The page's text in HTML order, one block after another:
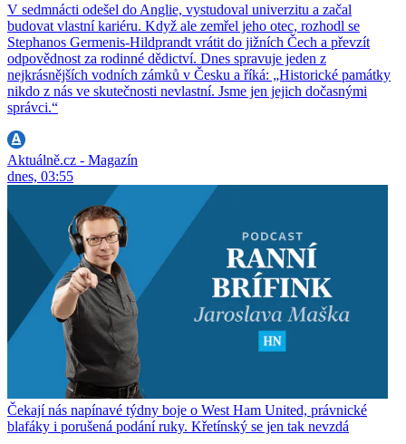
V sedmnácti odešel do Anglie, vystudoval univerzitu a začal
budovat vlastní kariéru. Když ale zemřel jeho otec, rozhodl se
Stephanos Germenis-Hildprandt vrátit do jižních Čech a převzít
odpovědnost za rodinné dědictví. Dnes spravuje jeden z
nejkrásnějších vodních zámků v Česku a říká: „Historické památky
nikdo z nás ve skutečnosti nevlastní. Jsme jen jejich dočasnými
správci.“
Aktuálně.cz - Magazín
dnes, 03:55
Čekají nás napínavé týdny boje o West Ham United, právnické
blafáky i porušená podání ruky. Křetínský se jen tak nevzdá